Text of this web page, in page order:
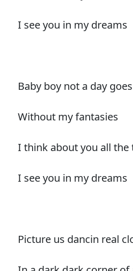
I see you in my dreams
Baby boy not a day
Without my fantasies
I think about you all the
I see you in my dreams
Picture us dancin real